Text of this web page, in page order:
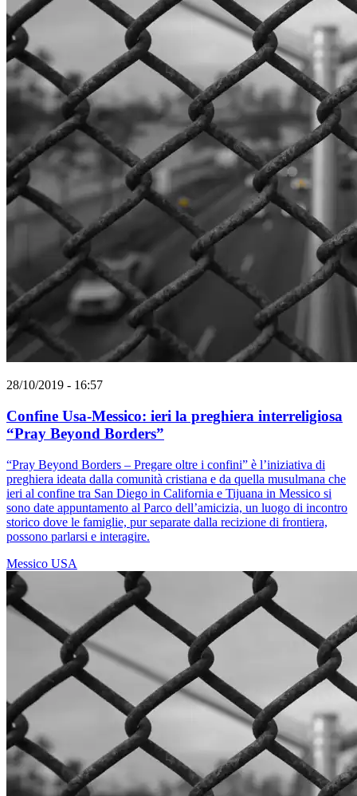
28/10/2019 - 16:57
Confine Usa-Messico: ieri la preghiera interreligiosa
“Pray Beyond Borders”
“Pray Beyond Borders – Pregare oltre i confini” è l’iniziativa di
preghiera ideata dalla comunità cristiana e da quella musulmana che
ieri al confine tra San Diego in California e Tijuana in Messico si
sono date appuntamento al Parco dell’amicizia, un luogo di incontro
storico dove le famiglie, pur separate dalla recizione di frontiera,
possono parlarsi e interagire.
Messico USA